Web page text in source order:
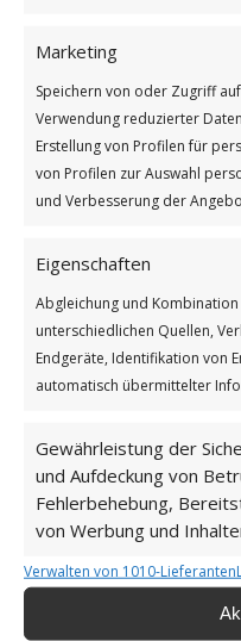
Marketing
Speichern von oder Zugriff
Verwendung reduzierter
Erstellung von Profilen für
von Profilen zur Auswahl
und Verbesserung der
Eigenschaften
Abgleichung und
unterschiedlichen Quellen,
Endgeräte, Identifikation von
automatisch übermittelter
Gewährleistung der
und Aufdeckung von
Fehlerbehebung,
von Werbung und
Verwalten von 1010-Lieferanten
Weiterlesen
6. MÄRZ 2025 / 0